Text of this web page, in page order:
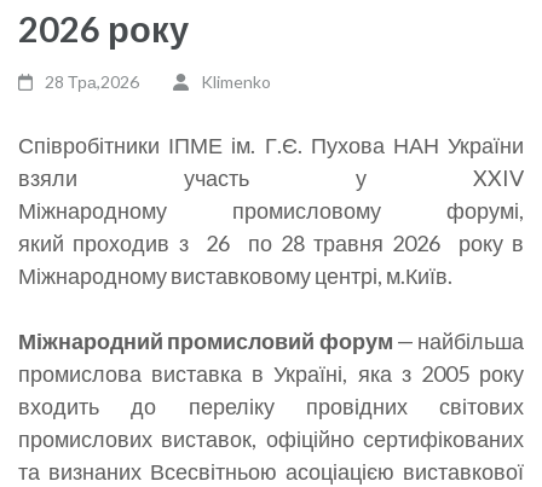
2026 року
28 Тра,2026 Klimenko
Співробітники ІПМЕ ім. Г.Є. Пухова НАН України
взяли участь у XXIV
Міжнародному промисловому форумі,
який проходив з 26 по 28 травня 2026 року в
Міжнародному виставковому центрі, м.Київ.
Міжнародний промисловий форум — найбільша
промислова виставка в Україні, яка з 2005 року
входить до переліку провідних світових
промислових виставок, офіційно сертифікованих
та визнаних Всесвітньою асоціацією виставкової